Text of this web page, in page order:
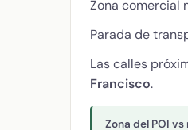
Zona comercial
Parada de
Las calles
Francisco.
Zona del POI